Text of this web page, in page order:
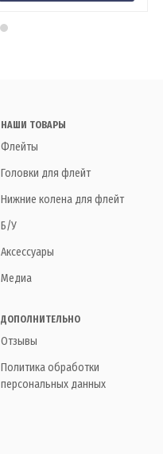
НАШИ ТОВАРЫ
Флейты
Головки для флейт
Нижние колена для флейт
Б/У
Аксессуары
Медиа
ДОПОЛНИТЕЛЬНО
Отзывы
Политика обработки
персональных данных